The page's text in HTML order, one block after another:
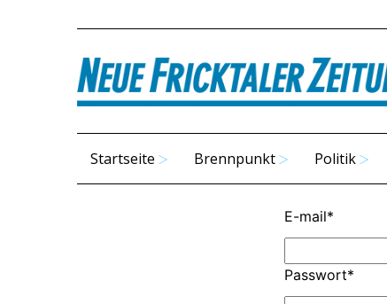
Startseite Brennpunkt Politik
E-mail*
Passwort*